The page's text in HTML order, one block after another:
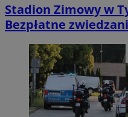
Stadion Zimowy w
Bezpłatne